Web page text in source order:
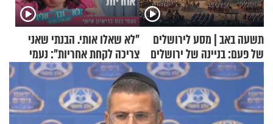
תשעה באב | מסע לירושלים
של פעם: בניינה של ירושלים
"לא שאלו אותי. הבנתי שאני
צריכה לקחת אחריות": נעמי
בנט בריאיון אישי